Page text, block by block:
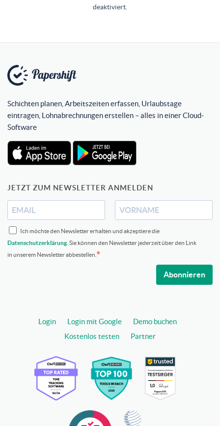
deaktiviert.
Schichten planen, Arbeitszeiten erfassen, Urlaubstage
eintragen, Lohnabrechnungen erstellen – alles in einer Cloud-
Software
JETZT ZUM NEWSLETTER ANMELDEN
Ich möchte den Newsletter erhalten und akzeptiere die
Datenschutzerklärung . Sie können den Newsletter jederzeit über den Link
in unserem Newsletter abbestellen.
Abonnieren
Login Login mit Google
Demo buchen
Kostenlos testen
Partner